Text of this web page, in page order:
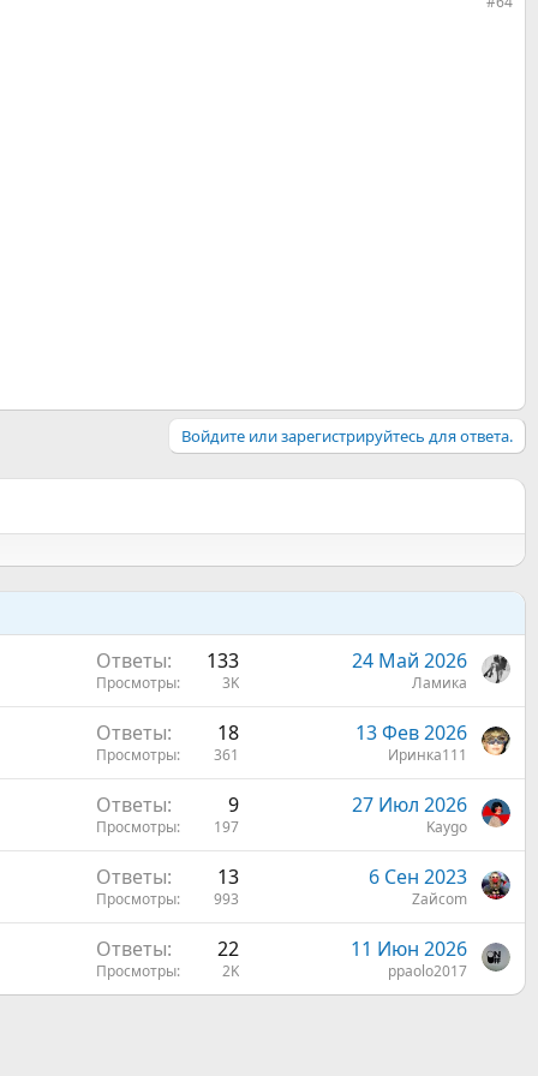
Войдите или зарегистрируйтесь для ответа.
Ответы 133
Просмотры 3K
24 Май 2026
Ламика
Ответы 18
Просмотры 361
13 Фев 2026
Иринка111
Ответы 9
Просмотры 197
27 Июл 2026
Kaygo
Ответы 13
Просмотры 993
6 Сен 2023
Zaйcom
Ответы 22
Просмотры 2K
11 Июн 2026
ppaolo2017